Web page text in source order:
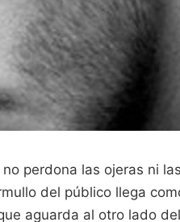
perdona las ojeras ni
del público llega
aguarda al otro lado